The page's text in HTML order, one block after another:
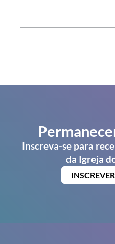
Inscreva-se para
da Igreja